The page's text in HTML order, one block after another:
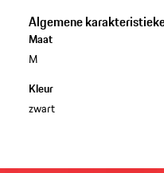
Algemene
Maat
M
Kleur
zwart